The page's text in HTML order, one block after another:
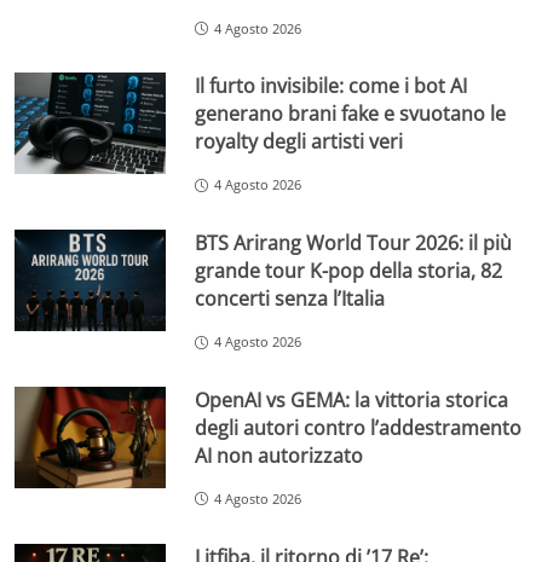
4 Agosto 2026
Il furto invisibile: come i bot AI
generano brani fake e svuotano le
royalty degli artisti veri
4 Agosto 2026
BTS Arirang World Tour 2026: il più
grande tour K-pop della storia, 82
concerti senza l’Italia
4 Agosto 2026
OpenAI vs GEMA: la vittoria storica
degli autori contro l’addestramento
AI non autorizzato
4 Agosto 2026